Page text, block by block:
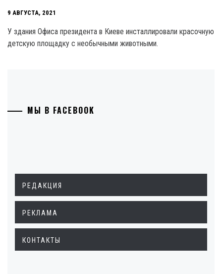
9 АВГУСТА, 2021
У здания Офиса президента в Киеве инсталлировали красочную
детскую площадку с необычными животными.
МЫ В FACEBOOK
РЕДАКЦИЯ
РЕКЛАМА
КОНТАКТЫ